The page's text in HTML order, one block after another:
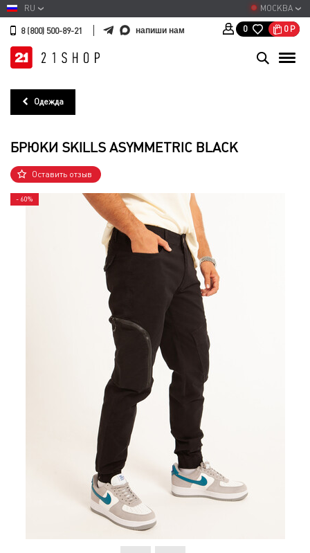
МОСКВА
RU
8 (800) 500-89-21 напиши нам 0 0 Р
Одежда
БРЮКИ SKILLS ASYMMETRIC BLACK
Оставить отзыв
- 60%
- 60%
- 60%
- 60%
- 60%
- 60%
- 60%